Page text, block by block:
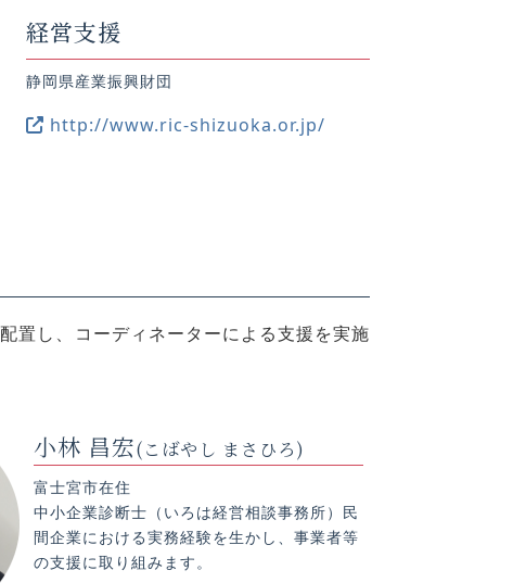
経営支援
静岡県産業振興財団
http://www.ric-shizuoka.or.jp/
置し、コーディネーターによる支援を実施
小林 昌宏(こばやし まさひろ)
富士宮市在住
中小企業診断士（いろは経営相談事務所）民
間企業における実務経験を生かし、事業者等
の支援に取り組みます。